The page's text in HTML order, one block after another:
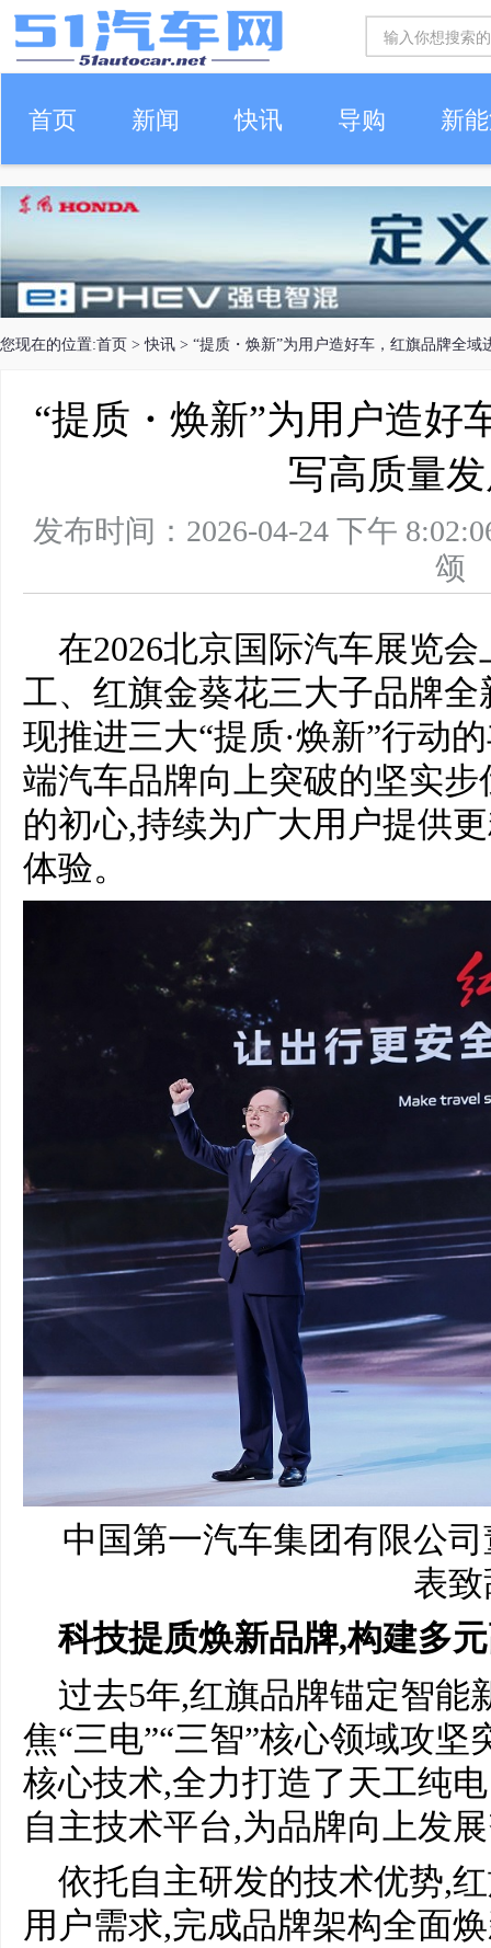
首页 新闻 快讯 导购 新
车生活
您现在的位置:首页 >快讯 > “提质・焕新”为用户造好车，红旗品牌全域
“提质・焕新”为用户造好
写高质量
发布时间：2026-04-24 下午
在2026北京国际汽车展览
工、红旗金葵花三大子品牌
现推进三大“提质·焕新”行动
端汽车品牌向上突破的坚实
的初心,持续为广大用户提供
体验。
中国第一汽车集团有限公
表
科技提质焕新品牌,构建多
过去5年,红旗品牌锚定智能
焦“三电”“三智”核心领域攻
核心技术,全力打造了天工纯
自主技术平台,为品牌向上发
依托自主研发的技术优势,
用户需求,完成品牌架构全面